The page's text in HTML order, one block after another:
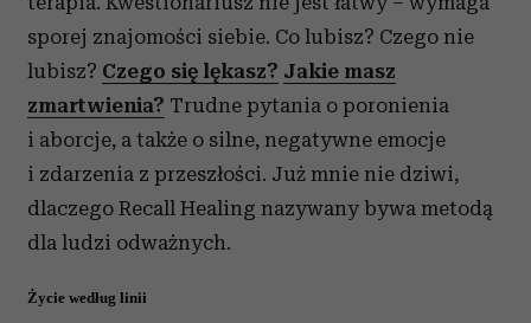
sporej znajomości siebie. Co lubisz? Czego nie
lubisz? Czego się lękasz? Jakie masz
zmartwienia? Trudne pytania o poronienia
i aborcje, a także o silne, negatywne emocje
i zdarzenia z przeszłości. Już mnie nie dziwi,
dlaczego Recall Healing nazywany bywa metodą
dla ludzi odważnych.
Życie według linii